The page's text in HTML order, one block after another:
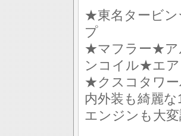
★東名タービ
プ
★マフラー★ア
ンコイル★エ
★クスコタワー
内外装も綺麗
エンジンも大